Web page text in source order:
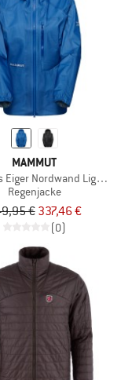
Jacket
MAMMUT
Eiger Nordwand Light HS
Regenjacke
€ 337,46 €
(0)